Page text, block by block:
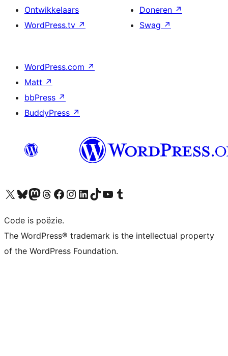
Ontwikkelaars
WordPress.tv ↗
Doneren ↗
Swag ↗
WordPress.com ↗
Matt ↗
bbPress ↗
BuddyPress ↗
Bezoek ons X (voorheen Twitter) account
Bezoek ons Bluesky account
Bezoek ons Mastodon account
Bezoek ons Threads account
Onze Facebook pagina bezoeken
Bezoek ons Instagram account
Bezoek ons LinkedIn account
Bezoek ons TikTok account
Bezoek ons YouTube kanaalBezoek ons Tumblr account
Code is poëzie.
The WordPress® trademark is the intellectual property
of the WordPress Foundation.